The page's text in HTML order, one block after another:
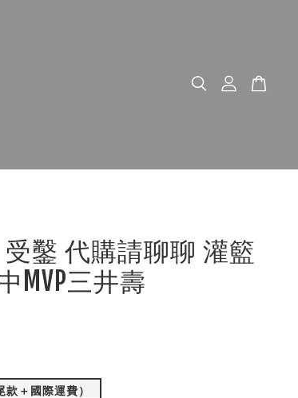
受鑿 代購請聊聊 灌籃
MVP三井壽
＋國際運費）